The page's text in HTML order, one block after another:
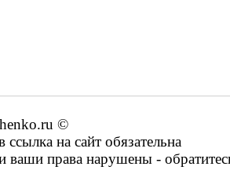
©
на сайт обязательна
ваши права нарушены -